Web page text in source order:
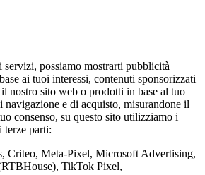
servizi, possiamo mostrarti pubblicità
ai tuoi interessi, contenuti sponsorizzati
nostro sito web o prodotti in base al tuo
navigazione e di acquisto, misurandone il
consenso, su questo sito utilizziamo i
terze parti:
Criteo, Meta-Pixel, Microsoft Advertising,
TikTok Pixel,